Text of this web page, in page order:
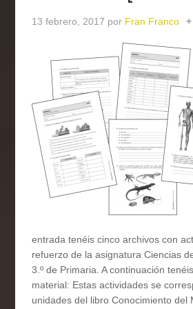
13 febrero, 2017 por Fran Franco
entrada tenéis cinco archivos con
refuerzo de la asignatura Ciencias
3.º de Primaria. A continuación
material: Estas actividades se
unidades del libro Conocimiento del